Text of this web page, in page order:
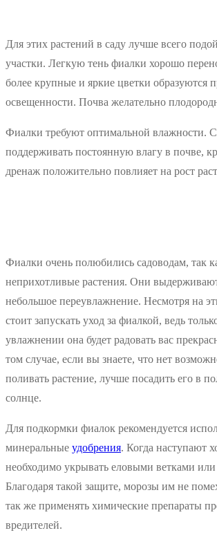
Для этих растений в саду лучше всего
участки. Легкую тень фиалки хорошо
более крупные и яркие цветки образуются
освещенности. Почва желательно
Фиалки требуют оптимальной влажности.
поддерживать постоянную влагу в почве,
дренаж положительно повлияет на рост
Фиалки очень полюбились садоводам, так
неприхотливые растения. Они выдерживают
небольшое переувлажнение. Несмотря на
стоит запускать уход за фиалкой, ведь
увлажнении она будет радовать вас
том случае, если вы знаете, что нет
поливать растение, лучше посадить его в
солнце.
Для подкормки фиалок рекомендуется
минеральные удобрения. Когда наступают
необходимо укрывать еловыми ветками
Благодаря такой защите, морозы им не
так же применять химические препараты
вредителей.